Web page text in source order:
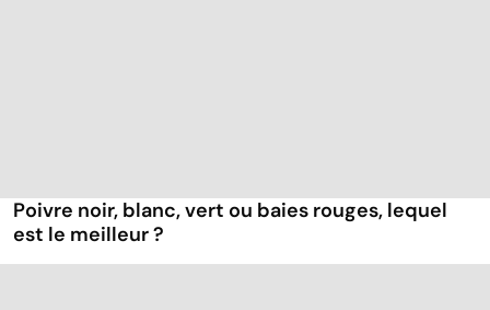
Poivre noir, blanc, vert ou baies rouges, lequel
est le meilleur ?